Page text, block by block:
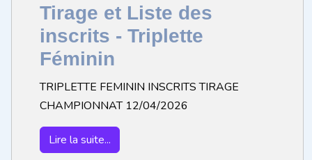
Tirage et Liste des
inscrits - Triplette
Féminin
TRIPLETTE FEMININ INSCRITS TIRAGE
CHAMPIONNAT 12/04/2026
Lire la suite...